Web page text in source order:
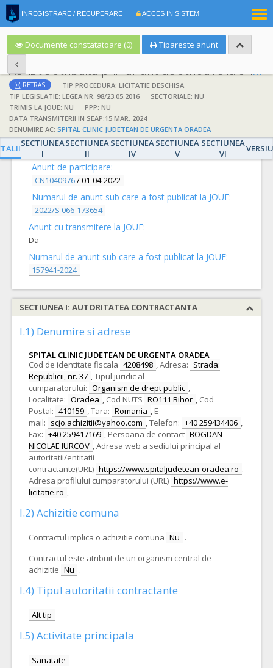
INREGISTRARE / RECUPERARE ACCES IN SISTEM
Documente constatatoare (0) Tipareste anunt
Achizitie atribuita prin anunt de atribuire la anunt de participare
RETRAS
TIP PROCEDURA: LICITATIE DESCHISA
TIP LEGISLATIE: LEGEA NR. 98/23.05.2016
SECTORIALE: NU
TRIMIS LA JOUE: NU
PPP: NU
DATA TRANSMITERII IN SEAP:15 MAR. 2024
DENUMIRE AC: SPITAL CLINIC JUDETEAN DE URGENTA ORADEA
SECTIUNEA
I
SECTIUNEA
II
SECTIUNEA
IV
SECTIUNEA
V
SECTIUNEA
VI
DETALII
Anunt de participare:
CN1040976/01-04-2022
Numarul de anunt sub care a fost publicat la JOUE:
2022/S 066-173654
Anunt cu transmitere la JOUE:
Da
Numarul de anunt sub care a fost publicat la JOUE:
157941-2024
SECTIUNEA I: AUTORITATEA CONTRACTANTA
I.1) Denumire si adrese
SPITAL CLINIC JUDETEAN DE URGENTA ORADEA
Cod de identitate fiscala 4208498 ,Adresa: Strada:
Republicii, nr. 37 ,Tipul juridic al
cumparatorului: Organism de drept public ,
Localitate: Oradea , Cod NUTS RO111 Bihor , Cod
Postal: 410159 ,Tara: Romania , E-
mail: scjo.achizitii@yahoo.com ,Telefon: +40 259434406 ,
Fax: +40 259417169 , Persoana de contact BOGDAN
NICOLAE IURCOV ,Adresa web a sediului principal al
autoritatii/entitatii
contractante(URL) https://www.spitaljudetean-oradea.ro .
Adresa profilului cumparatorului (URL) https://www.e-
licitatie.ro ,
I.2) Achizitie comuna
Contractul implica o achizitie comuna Nu .
Contractul este atribuit de un organism central de
achizitie Nu .
I.4) Tipul autoritatii contractante
Alt tip
I.5) Activitate principala
Sanatate